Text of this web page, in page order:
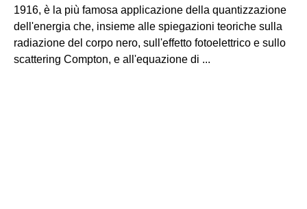
1916, è la più famosa applicazione della quantizzazione
dell'energia che, insieme alle spiegazioni teoriche sulla
radiazione del corpo nero, sull'effetto fotoelettrico e sullo
scattering Compton, e all'equazione di ...